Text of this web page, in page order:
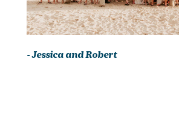
- Jessica and Robert